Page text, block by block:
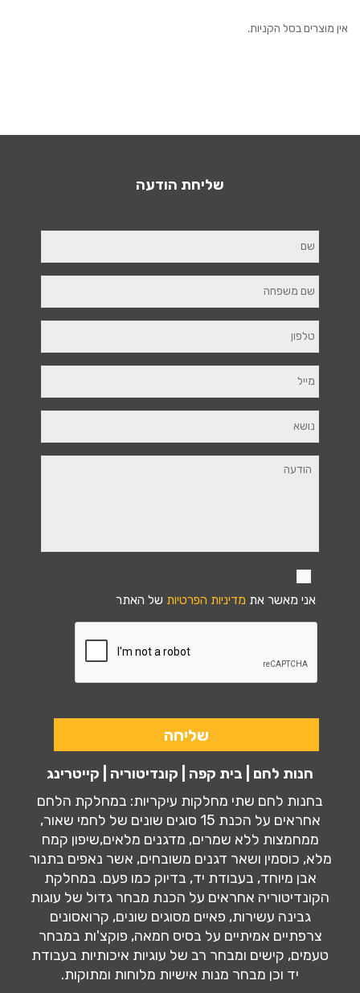
אין מוצרים בסל הקניות.
שליחת הודעה
אני מאשר את מדיניות הפרטיות של האתר
חנות לחם | בית קפה | קונדיטוריה | קייטרינג
בחנות לחם שתי מחלקות עיקריות: במחלקת הלחם
אחראים על הכנת 15 סוגים שונים של לחמי שאור,
ממחמצות ללא שמרים, מדגנים מלאים,שיפון קמח
מלא, כוסמין ושאר דגנים משובחים, אשר נאפים בתנור
אבן מיוחד, בעבודת יד, בדיוק כמו פעם. במחלקת
הקונדיטוריה אחראים על הכנת מבחר גדול של עוגות
גבינה עשירות, פאיים מסוגים שונים, קרואסונים
צרפתיים אמיתיים על בסיס חמאה, פוקצ'ות במבחר
טעמים, קישים ומבחר רב של עוגיות איכותיות בעבודת
יד וכן מבחר מנות אישיות מלוחות ומתוקות.